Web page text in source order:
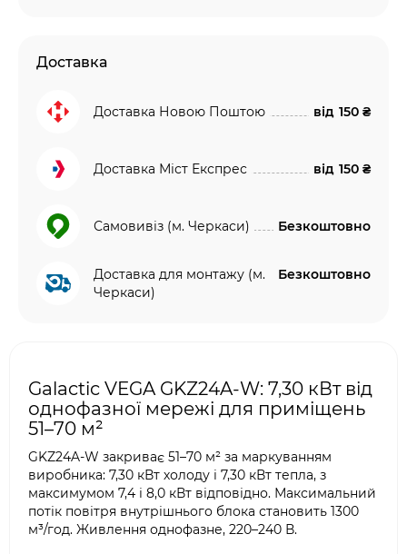
Доставка
Доставка Новою Поштою від 150 ₴
Доставка Міст Експрес від 150 ₴
Самовивіз (м. Черкаси) Безкоштовно
Доставка для монтажу (м.
Черкаси)
Безкоштовно
Galactic VEGA GKZ24A-W: 7,30 кВт від
однофазної мережі для приміщень
51–70 м²
GKZ24A-W закриває 51–70 м² за маркуванням
виробника: 7,30 кВт холоду і 7,30 кВт тепла, з
максимумом 7,4 і 8,0 кВт відповідно. Максимальний
потік повітря внутрішнього блока становить 1300
м³/год. Живлення однофазне, 220–240 В.